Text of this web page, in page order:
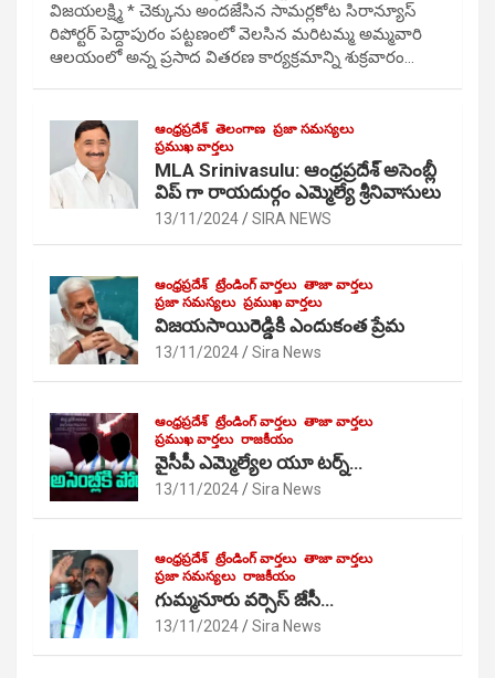
విజయలక్ష్మి * చెక్కును అందజేసిన సామర్లకోట సిరాన్యూస్
రిపోర్టర్ పెద్దాపురం పట్టణంలో వెలసిన మరిటమ్మ అమ్మవారి
ఆలయంలో అన్న ప్రసాద వితరణ కార్యక్రమాన్ని శుక్రవారం…
ఆంధ్రప్రదేశ్ తెలంగాణ ప్రజా సమస్యలు
ప్రముఖ వార్తలు
MLA Srinivasulu: ఆంధ్రప్రదేశ్ అసెంబ్లీ
విప్ గా రాయదుర్గం ఎమ్మెల్యే శ్రీనివాసులు
13/11/2024 SIRA NEWS
ఆంధ్రప్రదేశ్ ట్రేండింగ్ వార్తలు తాజా వార్తలు
ప్రజా సమస్యలు ప్రముఖ వార్తలు
విజయసాయిరెడ్డికి ఎందుకంత ప్రేమ
13/11/2024 Sira News
ఆంధ్రప్రదేశ్ ట్రేండింగ్ వార్తలు తాజా వార్తలు
ప్రముఖ వార్తలు రాజకీయం
వైసీపీ ఎమ్మెల్యేల యూ టర్న్…
13/11/2024 Sira News
ఆంధ్రప్రదేశ్ ట్రేండింగ్ వార్తలు తాజా వార్తలు
ప్రజా సమస్యలు రాజకీయం
గుమ్మనూరు వర్సెస్ జేసీ…
13/11/2024 Sira News